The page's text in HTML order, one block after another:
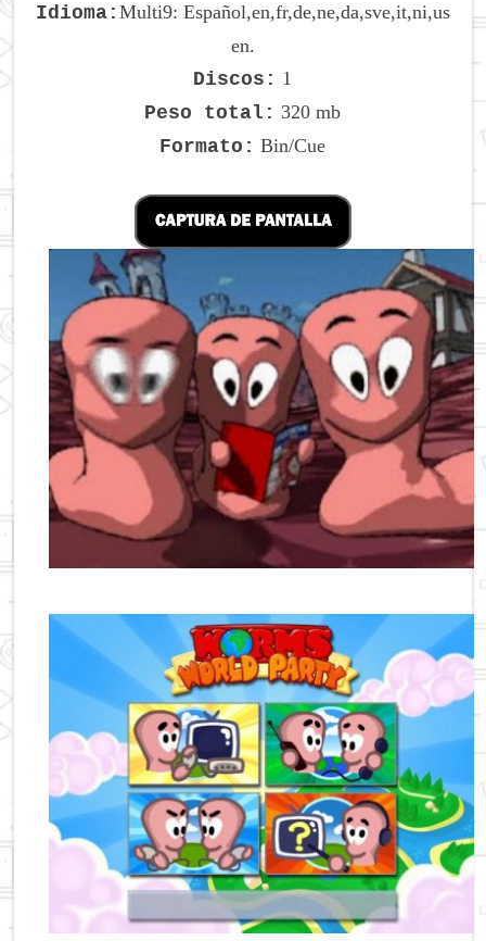
Idioma: Multi9: Español,en,fr,de,ne,da,sve,it,ni,us
en.
Discos: 1
Peso total: 320 mb
Formato: Bin/Cue